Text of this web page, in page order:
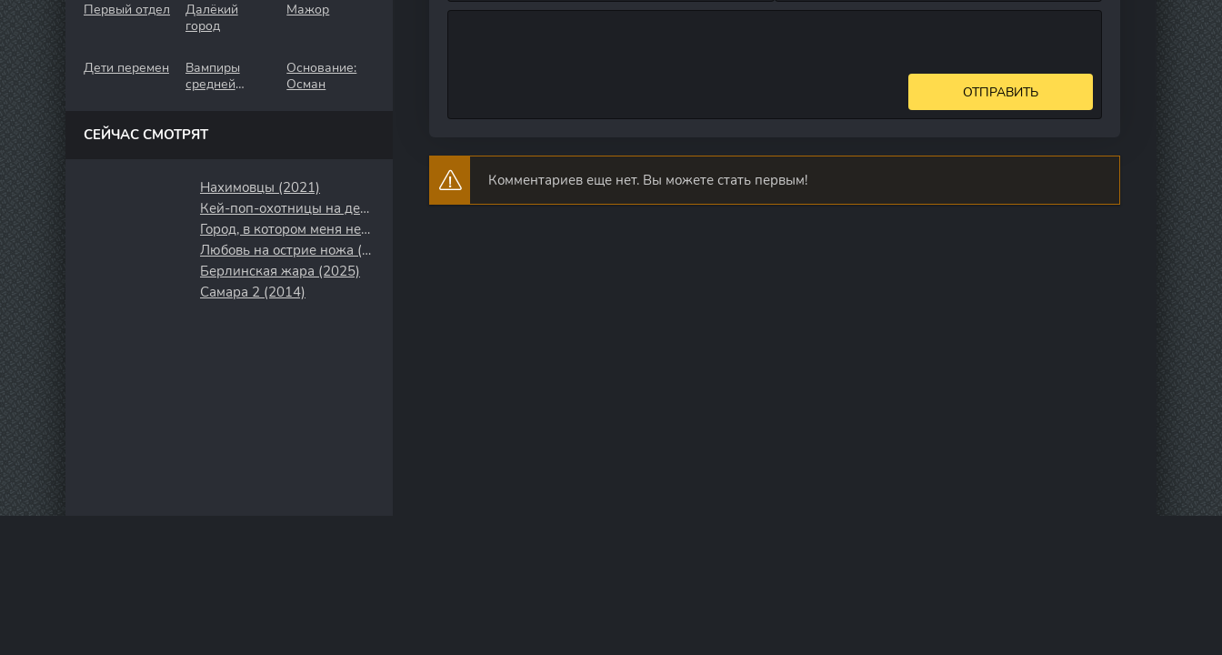
ОТПРАВИТЬ
Комментариев еще нет. Вы можете стать первым!
Первый отдел
Далёкий
город
Мажор
Дети перемен
Вампиры
средней
Основание:
Осман
СЕЙЧАС СМОТРЯТ
Нахимовцы (2021)
Кей-поп-охотницы на демонов (2025)
Город, в котором меня нет (2017)
Любовь на острие ножа (2007)
Берлинская жара (2025)
Самара 2 (2014)